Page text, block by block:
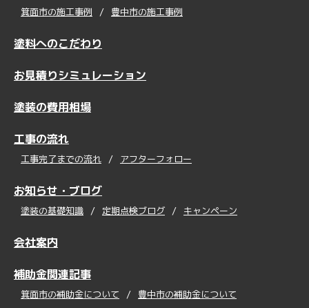
箕面市の施工事例 豊中市の施工事例
塗料へのこだわり
お見積りシミュレーション
塗装の費用相場
工事の流れ
工事完了までの流れ アフターフォロー
お知らせ・ブログ
塗装の基礎知識 定期点検ブログ キャンペーン
会社案内
補助金関連記事
箕面市の補助金について 豊中市の補助金について